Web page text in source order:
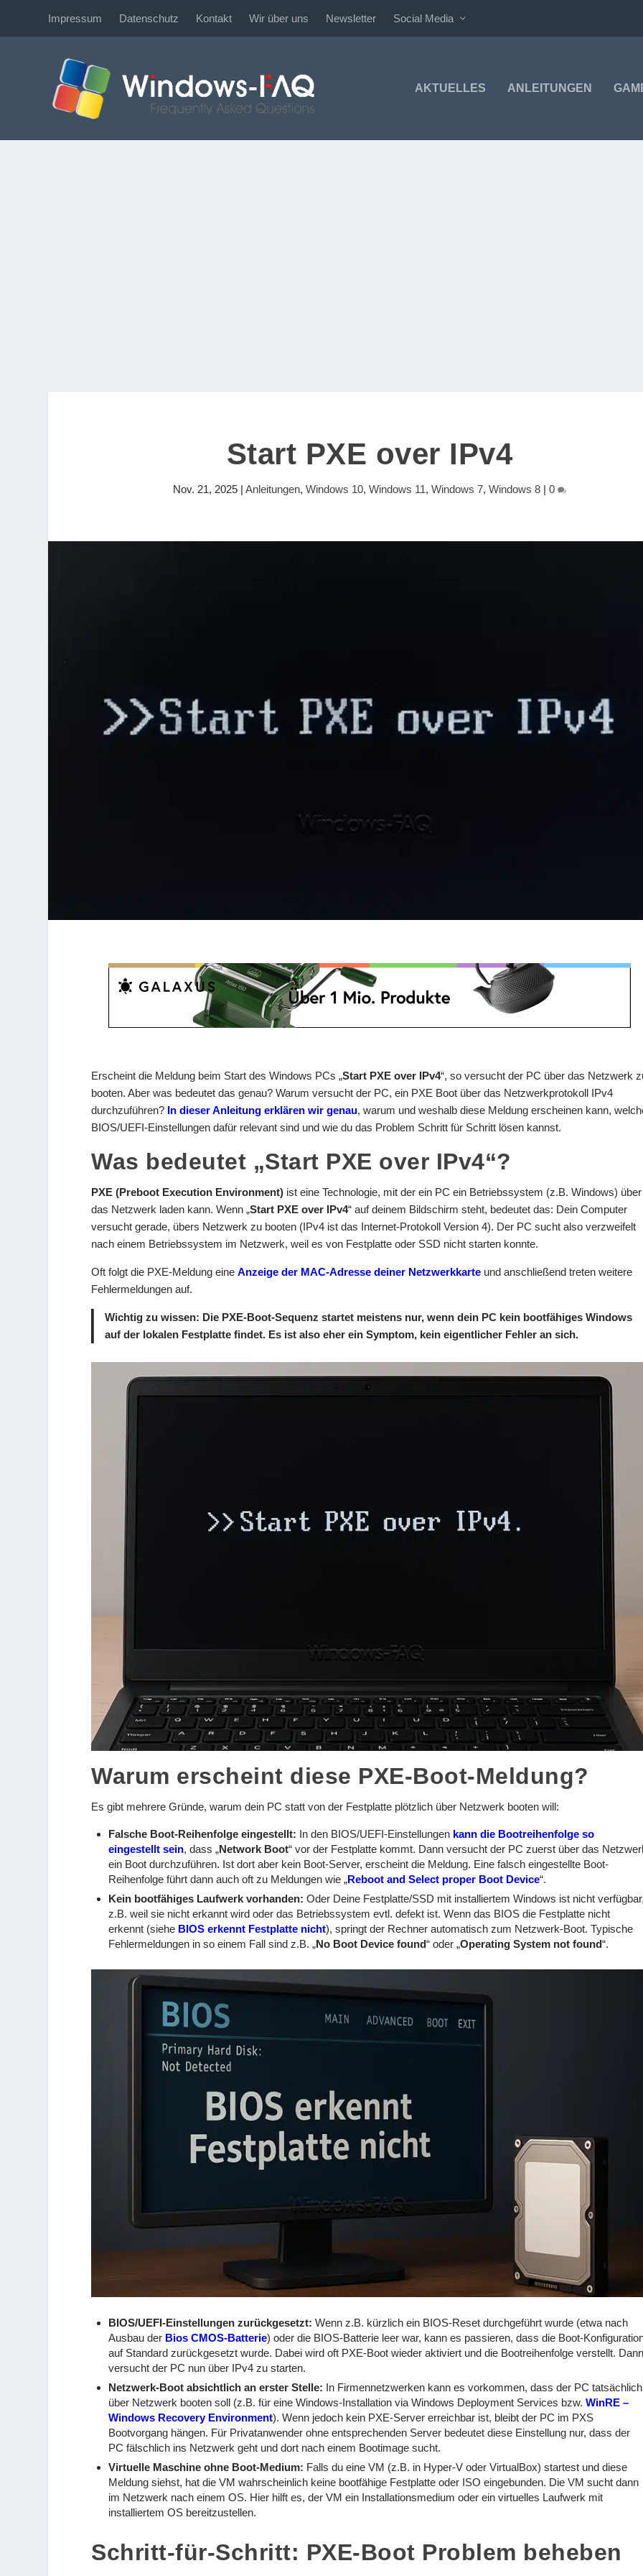
Impressum Datenschutz Kontakt Wir über uns Newsletter Social Media
AKTUELLES ANLEITUNGEN
Start PXE over IPv4
Nov. 21, 2025| Anleitungen, Windows 10, Windows 11, Windows 7, Windows 8| 0
Erscheint die Meldung beim Start des Windows PCs „Start PXE over IPv4“, so versucht der PC über das Netzwerk
booten. Aber was bedeutet das genau? Warum versucht der PC, ein PXE Boot über das Netzwerkprotokoll IPv4
durchzuführen? In dieser Anleitung erklären wir genau, warum und weshalb diese Meldung erscheinen kann,
BIOS/UEFI-Einstellungen dafür relevant sind und wie du das Problem Schritt für Schritt lösen kannst.
Was bedeutet „Start PXE over IPv4“?
PXE (Preboot Execution Environment) ist eine Technologie, mit der ein PC ein Betriebssystem (z.B. Windows) über
das Netzwerk laden kann. Wenn „Start PXE over IPv4“ auf deinem Bildschirm steht, bedeutet das: Dein Computer
versucht gerade, übers Netzwerk zu booten (IPv4 ist das Internet-Protokoll Version 4). Der PC sucht also verzweifelt
nach einem Betriebssystem im Netzwerk, weil es von Festplatte oder SSD nicht starten konnte.
Oft folgt die PXE-Meldung eineAnzeige der MAC-Adresse deiner Netzwerkkarte und anschließend treten weitere
Fehlermeldungen auf.
Wichtig zu wissen: Die PXE-Boot-Sequenz startet meistens nur, wenn dein PC kein bootfähiges Windows
auf der lokalen Festplatte findet. Es ist also eher ein Symptom, kein eigentlicher Fehler an sich.
Warum erscheint diese PXE-Boot-Meldung?
Es gibt mehrere Gründe, warum dein PC statt von der Festplatte plötzlich über Netzwerk booten will:
Falsche Boot-Reihenfolge eingestellt: In den BIOS/UEFI-Einstellungen kann die Bootreihenfolge so
eingestellt sein, dass „Network Boot“ vor der Festplatte kommt. Dann versucht der PC zuerst über das
ein Boot durchzuführen. Ist dort aber kein Boot-Server, erscheint die Meldung. Eine falsch eingestellte Boot-
Reihenfolge führt dann auch oft zu Meldungen wie „Reboot and Select proper Boot Device“.
Kein bootfähiges Laufwerk vorhanden:Oder Deine Festplatte/SSD mit installiertem Windows ist nicht
z.B. weil sie nicht erkannt wird oder das Betriebssystem evtl. defekt ist. Wenn das BIOS die Festplatte nicht
erkennt (siehe BIOS erkennt Festplatte nicht), springt der Rechner automatisch zum Netzwerk-Boot. Typische
Fehlermeldungen in so einem Fall sind z.B. „No Boot Device found“ oder „Operating System not found“.
BIOS/UEFI-Einstellungen zurückgesetzt: Wenn z.B. kürzlich ein BIOS-Reset durchgeführt wurde (etwa nach
Ausbau der Bios CMOS-Batterie) oder die BIOS-Batterie leer war, kann es passieren, dass die Boot-
auf Standard zurückgesetzt wurde. Dabei wird oft PXE-Boot wieder aktiviert und die Bootreihenfolge verstellt.
versucht der PC nun über IPv4 zu starten.
Netzwerk-Boot absichtlich an erster Stelle: In Firmennetzwerken kann es vorkommen, dass der PC tatsächlich
über Netzwerk booten soll (z.B. für eine Windows-Installation via Windows Deployment Services bzw.WinRE –
Windows Recovery Environment). Wenn jedoch kein PXE-Server erreichbar ist, bleibt der PC im PXS
Bootvorgang hängen. Für Privatanwender ohne entsprechenden Server bedeutet diese Einstellung nur, dass der
PC fälschlich ins Netzwerk geht und dort nach einem Bootimage sucht.
Virtuelle Maschine ohne Boot-Medium: Falls du eine VM (z.B. in Hyper-V oder VirtualBox) startest und diese
Meldung siehst, hat die VM wahrscheinlich keine bootfähige Festplatte oder ISO eingebunden. Die VM sucht dann
im Netzwerk nach einem OS. Hier hilft es, der VM ein Installationsmedium oder ein virtuelles Laufwerk mit
installiertem OS bereitzustellen.
Schritt-für-Schritt: PXE-Boot Problem beheben